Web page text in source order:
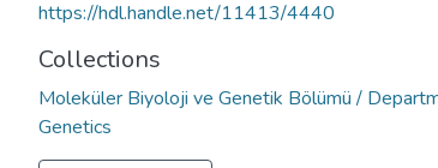
https://hdl.handle.net/11413/4440
Collections
Moleküler Biyoloji ve Genetik Bölümü /
Genetics